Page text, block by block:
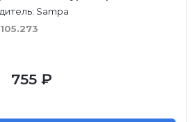
Sampa
105.273
755 ₽